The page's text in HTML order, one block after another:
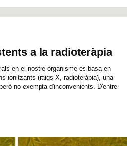
a la radioteràpia
en el nostre organisme es basa en
ionitzants (raigs X, radioteràpia), una
no exempta d'inconvenients. D'entre